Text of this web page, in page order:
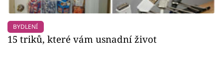
BYDLENÍ
15 triků, které vám usnadní život